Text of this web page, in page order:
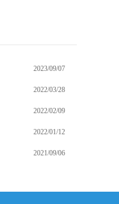
2023/09/07
2022/03/28
2022/02/09
2022/01/12
2021/09/06